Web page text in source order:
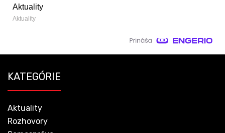
Aktuality
Aktuality
KATEGÓRIE
Aktuality
Rozhovory